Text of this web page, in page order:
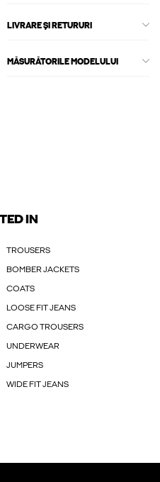
LIVRARE ȘI RETURURI
MĂSURĂTORILE MODELULUI
IN
TROUSERS
BOMBER JACKETS
COATS
LOOSE FIT JEANS
CARGO TROUSERS
UNDERWEAR
JUMPERS
WIDE FIT JEANS